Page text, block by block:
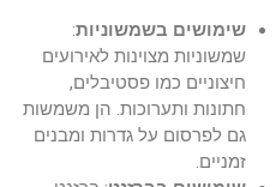
שימושים בשמשוניות:
שמשוניות מצוינות לאירועים
חיצוניים כמו פסטיבלים,
חתונות ותערוכות. הן משמשות
גם לפרסום על גדרות ומבנים
זמניים.